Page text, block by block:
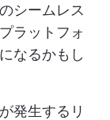
シームレス
ラットフォ
なるかもし
発生するリ